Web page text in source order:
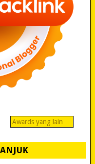
Awards yang lain…